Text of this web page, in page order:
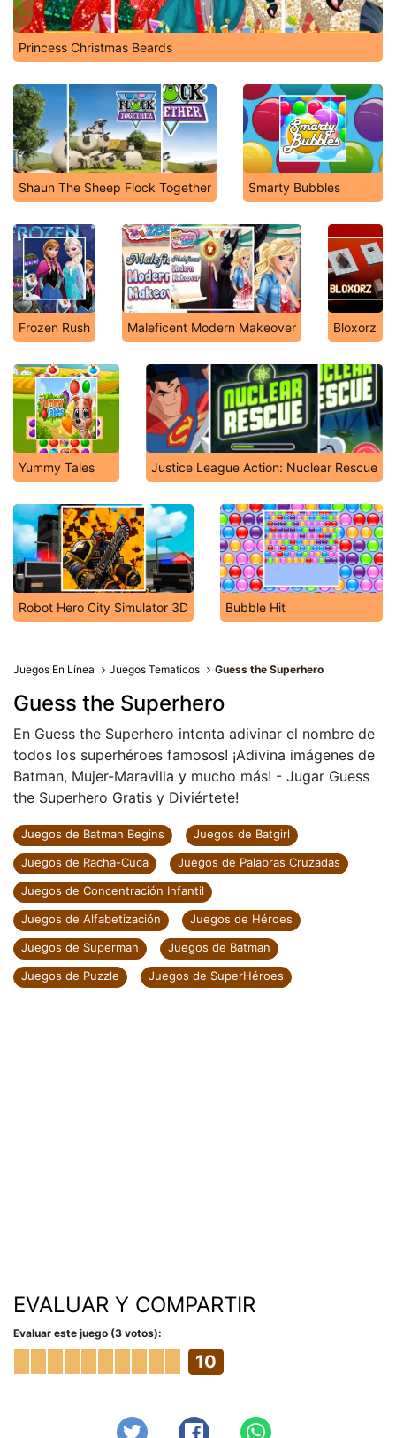
Princess Christmas Beards
Shaun The Sheep Flock Together Smarty Bubbles
Frozen Rush Maleficent Modern Makeover Bloxorz
Yummy Tales Justice League Action: Nuclear Rescue
Robot Hero City Simulator 3D Bubble Hit
Juegos En Línea Juegos Tematicos Guess the Superhero
Guess the Superhero
En Guess the Superhero intenta adivinar el nombre de
todos los superhéroes famosos! ¡Adivina imágenes de
Batman, Mujer-Maravilla y mucho más! - Jugar Guess
the Superhero Gratis y Diviértete!
Juegos de Batman Begins
Juegos de Batgirl
Juegos de Racha-Cuca
Juegos de Palabras Cruzadas
Juegos de Concentración Infantil
Juegos de Alfabetización
Juegos de Héroes
Juegos de Superman
Juegos de Batman
Juegos de Puzzle
Juegos de SuperHéroes
EVALUAR Y COMPARTIR
Evaluar este juego (3 votos):
10